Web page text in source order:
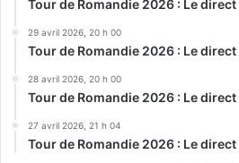
Tour de Romandie 2026 : Le direct
29 avril 2026, 20 h 00
Tour de Romandie 2026 : Le direct
28 avril 2026, 20 h 00
Tour de Romandie 2026 : Le direct
27 avril 2026, 21 h 04
Tour de Romandie 2026 : Le